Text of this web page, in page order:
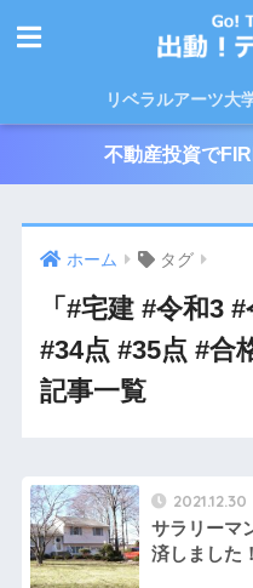
リベラルアーツ大
不動産投資で
ホーム タグ
「#宅建 #令和3
#34点 #35点 #合
記事一覧
2021.12.30
サラリーマ
済しました